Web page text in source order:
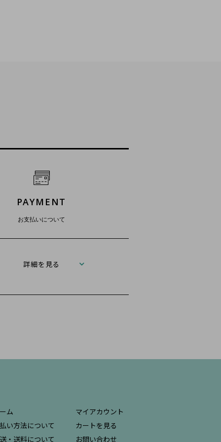
PAYMENT
お支払いについて
詳細を見る
ム
い方法について
・送料について
マイアカウント
カートを見る
お問い合わせ